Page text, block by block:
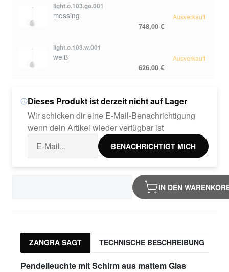
light.o.103.go.001
messing
748,00 €
Ausverkauft
light.o.103.w.001
weiß
626,00 €
Ausverkauft
Dieses Produkt ist derzeit nicht auf Lager
Wir schicken dir eine E-Mail-Benachrichtigung
wenn dein Artikel wieder verfügbar ist
BENACHRICHTIGT MICH
IN DEN
ZANGRA SAGT TECHNISCHE BESCHREIBUNG
Pendelleuchte mit Schirm aus mattem Glas